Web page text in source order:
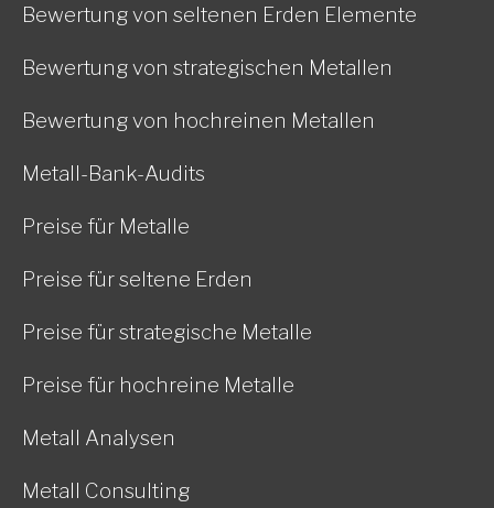
Bewertung von seltenen Erden Elemente
Bewertung von strategischen Metallen
Bewertung von hochreinen Metallen
Metall-Bank-Audits
Preise für Metalle
Preise für seltene Erden
Preise für strategische Metalle
Preise für hochreine Metalle
Metall Analysen
Metall Consulting